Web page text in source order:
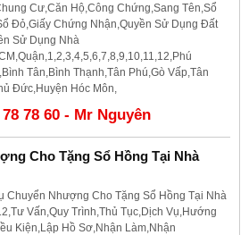
Cư,Căn Hộ,Công Chứng,Sang Tên,Sổ
Đỏ,Giấy Chứng Nhận,Quyền Sử Dụng Đất
Sử Dụng Nhà
Tân,Bình Thạnh,Tân Phú,Gò Vấp,Tân
Đức,Huyện Hóc Môn,
78 78 60 - Mr Nguyên
Cho Tặng Sổ Hồng Tại Nhà
Chuyển Nhượng Cho Tặng Sổ Hồng Tại Nhà
Vấn,Quy Trình,Thủ Tục,Dịch Vụ,Hướng
Kiện,Lập Hồ Sơ,Nhận Làm,Nhận